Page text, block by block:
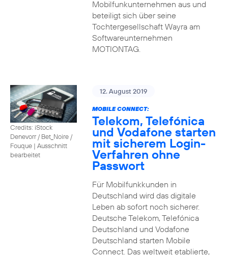
Mobilfunkunternehmen aus und
beteiligt sich über seine
Tochtergesellschaft Wayra am
Softwareunternehmen
MOTIONTAG.
Credits: iStock
Denevorr / Bet_Noire /
Fouque | Ausschnitt
bearbeitet
12. August 2019
MOBILE CONNECT:
Telekom, Telefónica
und Vodafone starten
mit sicherem Login-
Verfahren ohne
Passwort
Für Mobilfunkkunden in
Deutschland wird das digitale
Leben ab sofort noch sicherer.
Deutsche Telekom, Telefónica
Deutschland und Vodafone
Deutschland starten Mobile
Connect. Das weltweit etablierte,